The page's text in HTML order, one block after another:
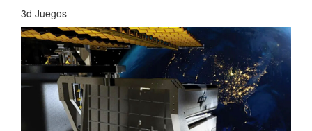
3d Juegos